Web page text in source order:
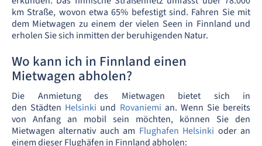
km Straße, wovon etwa 65% befestigt sind. Fahren Sie mit
dem Mietwagen zu einem der vielen Seen in Finnland und
erholen Sie sich inmitten der beruhigenden Natur.
Wo kann ich in Finnland einen
Mietwagen abholen?
Die Anmietung des Mietwagen bietet sich in
den Städten Helsinki und Rovaniemi an. Wenn Sie bereits
von Anfang an mobil sein möchten, können Sie den
Mietwagen alternativ auch am Flughafen Helsinki oder an
einem dieser Flughäfen in Finnland abholen: